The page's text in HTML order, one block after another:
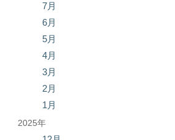
7月
6月
5月
4月
3月
2月
1月
2025年